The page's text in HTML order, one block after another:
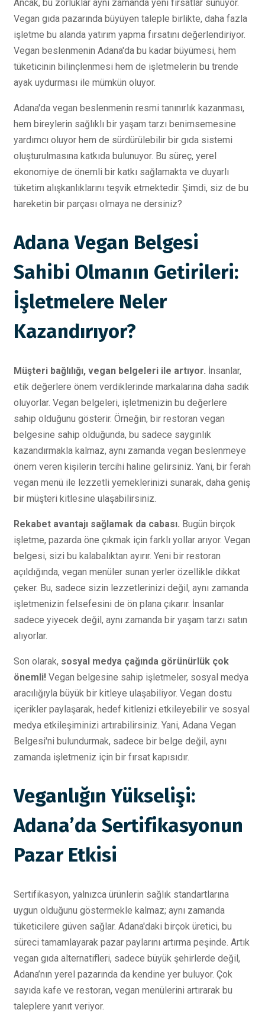
Ancak, bu zorluklar aynı zamanda yeni fırsatlar sunuyor.
Vegan gıda pazarında büyüyen taleple birlikte, daha fazla
işletme bu alanda yatırım yapma fırsatını değerlendiriyor.
Vegan beslenmenin Adana'da bu kadar büyümesi, hem
tüketicinin bilinçlenmesi hem de işletmelerin bu trende
ayak uydurması ile mümkün oluyor.
Adana'da vegan beslenmenin resmi tanınırlık kazanması,
hem bireylerin sağlıklı bir yaşam tarzı benimsemesine
yardımcı oluyor hem de sürdürülebilir bir gıda sistemi
oluşturulmasına katkıda bulunuyor. Bu süreç, yerel
ekonomiye de önemli bir katkı sağlamakta ve duyarlı
tüketim alışkanlıklarını teşvik etmektedir. Şimdi, siz de bu
hareketin bir parçası olmaya ne dersiniz?
Adana Vegan Belgesi
Sahibi Olmanın Getirileri:
İşletmelere Neler
Kazandırıyor?
Müşteri bağlılığı, vegan belgeleri ile artıyor. İnsanlar,
etik değerlere önem verdiklerinde markalarına daha sadık
oluyorlar. Vegan belgeleri, işletmenizin bu değerlere
sahip olduğunu gösterir. Örneğin, bir restoran vegan
belgesine sahip olduğunda, bu sadece saygınlık
kazandırmakla kalmaz, aynı zamanda vegan beslenmeye
önem veren kişilerin tercihi haline gelirsiniz. Yani, bir ferah
vegan menü ile lezzetli yemeklerinizi sunarak, daha geniş
bir müşteri kitlesine ulaşabilirsiniz.
Rekabet avantajı sağlamak da cabası. Bugün birçok
işletme, pazarda öne çıkmak için farklı yollar arıyor. Vegan
belgesi, sizi bu kalabalıktan ayırır. Yeni bir restoran
açıldığında, vegan menüler sunan yerler özellikle dikkat
çeker. Bu, sadece sizin lezzetlerinizi değil, aynı zamanda
işletmenizin felsefesini de ön plana çıkarır. İnsanlar
sadece yiyecek değil, aynı zamanda bir yaşam tarzı satın
alıyorlar.
Son olarak, sosyal medya çağında görünürlük çok
önemli! Vegan belgesine sahip işletmeler, sosyal medya
aracılığıyla büyük bir kitleye ulaşabiliyor. Vegan dostu
içerikler paylaşarak, hedef kitlenizi etkileyebilir ve sosyal
medya etkileşiminizi artırabilirsiniz. Yani, Adana Vegan
Belgesi'ni bulundurmak, sadece bir belge değil, aynı
zamanda işletmeniz için bir fırsat kapısıdır.
Veganlığın Yükselişi:
Adana’da Sertifikasyonun
Pazar Etkisi
Sertifikasyon, yalnızca ürünlerin sağlık standartlarına
uygun olduğunu göstermekle kalmaz; aynı zamanda
tüketicilere güven sağlar. Adana'daki birçok üretici, bu
süreci tamamlayarak pazar paylarını artırma peşinde. Artık
vegan gıda alternatifleri, sadece büyük şehirlerde değil,
Adana’nın yerel pazarında da kendine yer buluyor. Çok
sayıda kafe ve restoran, vegan menülerini artırarak bu
taleplere yanıt veriyor.